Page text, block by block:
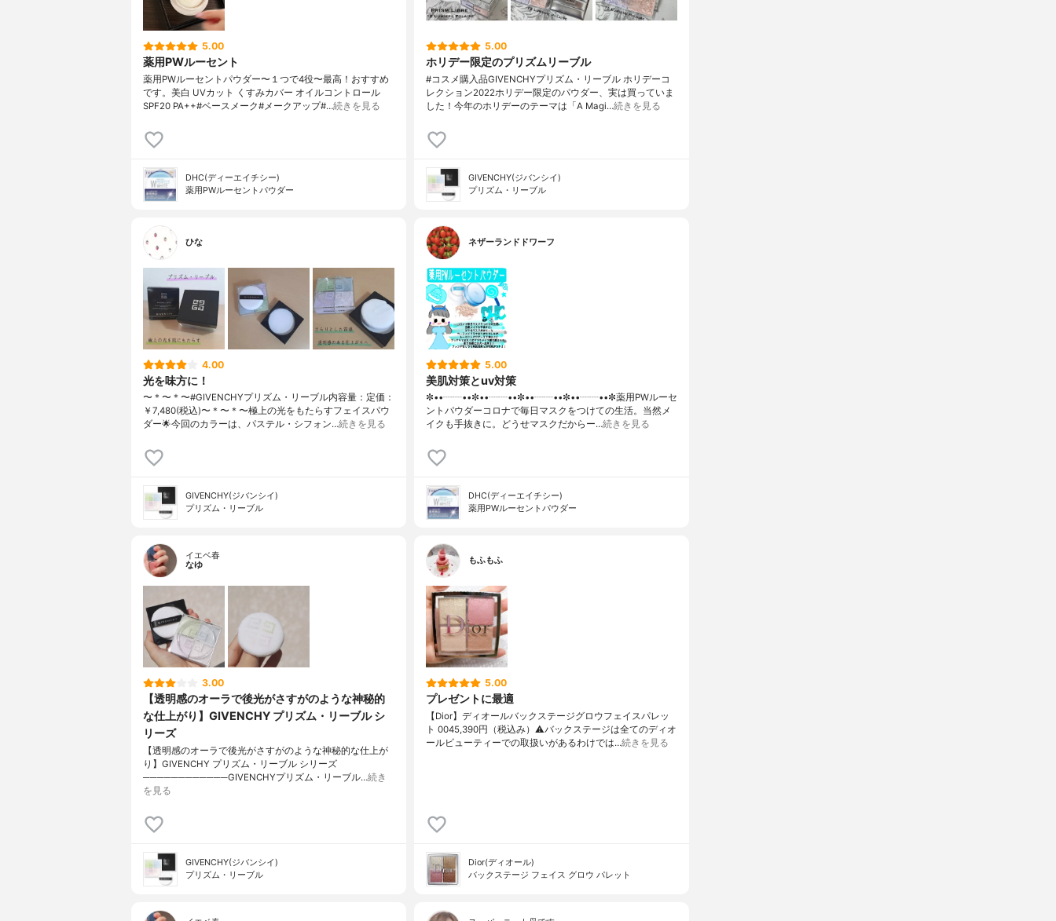
5.00
薬用PWルーセント
薬用PWルーセントパウダー〜１つで4役〜最高！おすすめ
です。美白 UVカット くすみカバー オイルコントロール
SPF20 PA++#ベースメーク#メークアップ#…続きを見る
DHC(ディーエイチシー)
薬用PWルーセントパウダー
5.00
ホリデー限定のプリズムリーブル
#コスメ購入品GIVENCHYプリズム・リーブル ホリデーコ
レクション2022ホリデー限定のパウダー、実は買っていま
した！今年のホリデーのテーマは「A Magi…続きを見る
GIVENCHY(ジバンシイ)
プリズム・リーブル
ひな
4.00
光を味方に！
〜＊〜＊〜#GIVENCHYプリズム・リーブル内容量：定価：
￥7,480(税込)〜＊〜＊〜極上の光をもたらすフェイスパウ
ダー🌟今回のカラーは、パステル・シフォン…続きを見る
GIVENCHY(ジバンシイ)
プリズム・リーブル
ネザーランドドワーフ
5.00
美肌対策とuv対策
✼••┈┈••✼••┈┈••✼••┈┈••✼••┈┈••✼薬用PWルーセ
ントパウダーコロナで毎日マスクをつけての生活。当然メ
イクも手抜きに。どうせマスクだからー…続きを見る
DHC(ディーエイチシー)
薬用PWルーセントパウダー
イエベ春
なゆ
3.00
【透明感のオーラで後光がさすがのような神秘的
な仕上がり】GIVENCHY プリズム・リーブル シ
リーズ
【透明感のオーラで後光がさすがのような神秘的な仕上が
り】GIVENCHY プリズム・リーブル シリーズ
────────────GIVENCHYプリズム・リーブル…続き
を見る
GIVENCHY(ジバンシイ)
プリズム・リーブル
もふもふ
5.00
プレゼントに最適
【Dior】ディオールバックステージグロウフェイスパレッ
ト 0045,390円（税込み）⚠️バックステージは全てのディオ
ールビューティーでの取扱いがあるわけでは…続きを見る
Dior(ディオール)
バックステージ フェイス グロウ パレット